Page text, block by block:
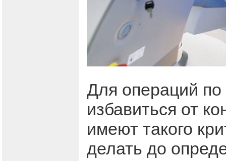
Для операций по
избавиться от
имеют такого
делать до